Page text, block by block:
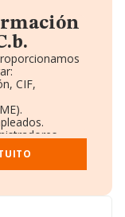
CIF,
empresas.